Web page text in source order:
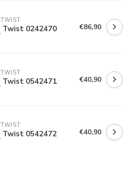
Twist 0242470 €86,90
Twist 0542471 €40,90
Twist 0542472 €40,90